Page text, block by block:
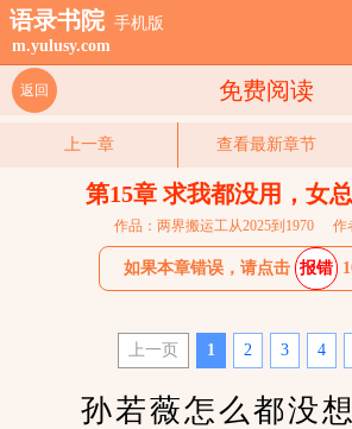
语录书院 手机版
m.yulusy.com
免费阅读
返回
上一章 查看最新章节
第15章 求我都没用，女
作品：两界搬运工从2025到1970 作
如果本章错误，请点击 报错
上一页 1 2 3 4
孙若薇怎么都没想